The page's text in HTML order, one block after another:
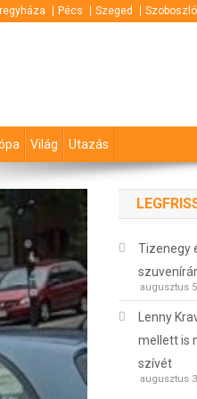
Pécs Szeged Szoboszló
Világ Utazás
Tizenegy
augusztus
Lenny
mellett is
szívét
augusztus